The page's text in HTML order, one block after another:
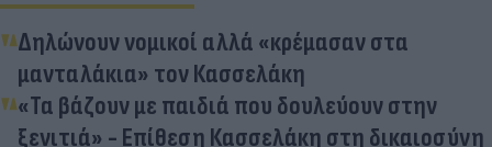
Δηλώνουν νομικοί αλλά «κρέμασαν στα
μανταλάκια» τον Κασσελάκη
«Τα βάζουν με παιδιά που δουλεύουν στην
ξενιτιά» - Επίθεση Κασσελάκη στη δικαιοσύνη